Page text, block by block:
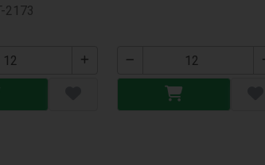
2173